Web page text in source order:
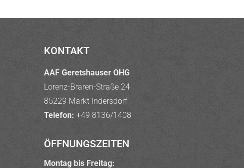
KONTAKT
AAF Geretshauser OHG
Lorenz-Braren-Straße 24
85229 Markt Indersdorf
Telefon: +49 8136/1408
ÖFFNUNGSZEITEN
Montag bis Freitag: